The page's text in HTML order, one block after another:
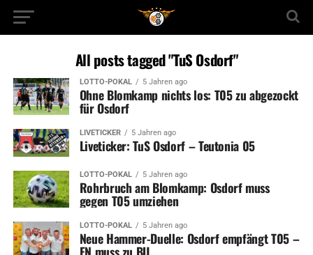
All posts tagged "TuS Osdorf"
LOTTO-POKAL 5 Jahren ago
Ohne Blomkamp nichts los: T05 zu abgezockt
für Osdorf
LIVETICKER 5 Jahren ago
Liveticker: TuS Osdorf – Teutonia 05
LOTTO-POKAL 5 Jahren ago
Rohrbruch am Blomkamp: Osdorf muss
gegen T05 umziehen
LOTTO-POKAL 5 Jahren ago
Neue Hammer-Duelle: Osdorf empfängt T05 –